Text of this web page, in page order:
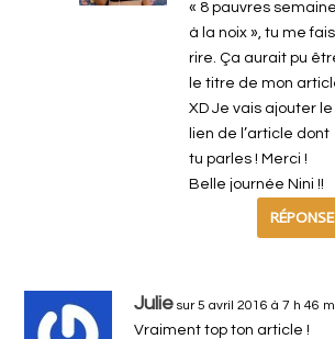
« 8 pauvres
à la noix », tu me fais
rire. Ça aurait pu
le titre de mon
XD Je vais ajouter le
lien de l’article dont
tu parles ! Merci !
Belle journée Nini !!
RÉPONSE
Julie sur 5 avril 2016 à 7 h 46
Vraiment top ton article !